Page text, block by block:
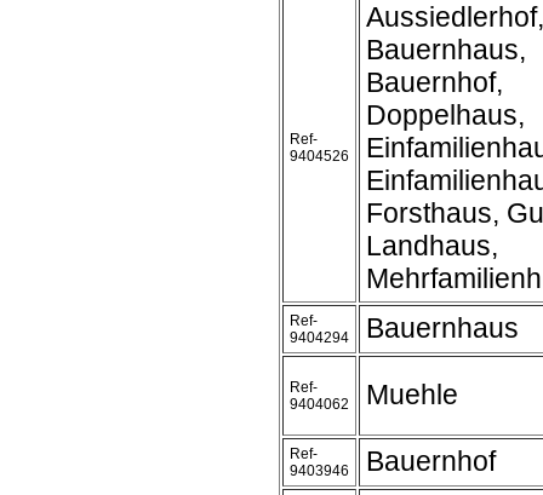
Ref-
9404526
Aussiedlerhof,
Bauernhaus,
Bauernhof,
Doppelhaus,
Forsthaus,
Landhaus,
Ref-
9404294
Bauernhaus
Ref-
9404062
Muehle
Ref-
9403946
Bauernhof